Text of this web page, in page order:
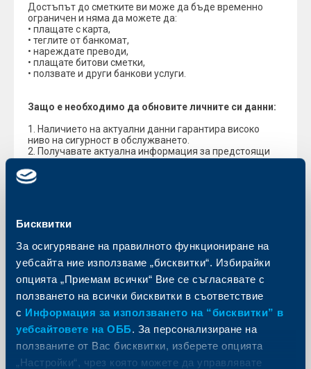
Бисквитки
За осигуряване на правилното функциониране на
уебсайта ние използваме „бисквитки“. Избирайки
опцията „Приемам всички“ Вие се съгласявате с
ползването на всички бисквитки в съответствие
с Информация за използването на “бисквитки” в
уебсайтовете на ОББ. За персонализиране на
ползваните от Вас бисквитки, изберете опцията
„Настройки“, чрез която можете да управлявате
Достъпът до сметките ви може да бъде временно
ограничен и няма да можете да:
• плащате с карта,
• теглите от банкомат,
• нареждате преводи,
• плащате битови сметки,
• ползвате и други банкови услуги.
Защо е необходимо да обновите личните си данни:
1. Наличието на актуални данни гарантира високо
ниво на сигурност в обслужването.
2. Получавате актуална информация за предстоящи
промени или важни теми.
3. Извлеченията ви пристигат на предоставения от вас
актуален адрес.
За информация и въпроси, свържете се с нас:
info@ubb.bg
Банката не изпраща съобщения, приканващи
клиентите да споделят по имейл, телефон или в
незащитена среда чувствителни данни като
потребителско име, пароли и данни на карти.
Благодарим Ви, че сте наши клиенти и навреме